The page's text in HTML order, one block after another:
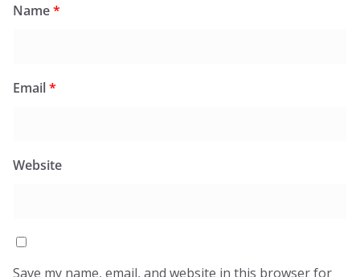
Name*
Email*
Website
Save my name, email, and website in this browser for